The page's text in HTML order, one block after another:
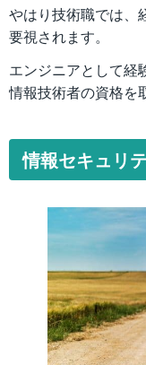
やはり技術職では、
要視されます。
エンジニアとして経
情報技術者の資格を
情報セキュリ